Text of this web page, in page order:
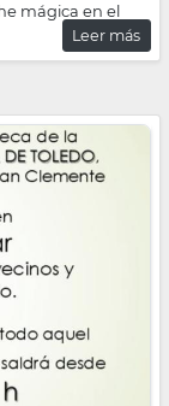
mágica en el
Leer más